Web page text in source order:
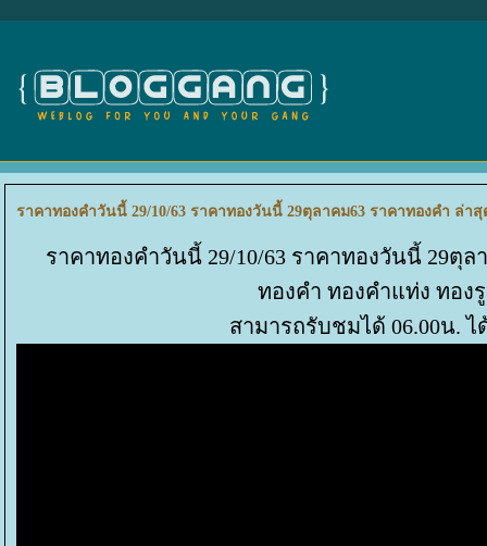
ราคาทองคำวันนี้ 29/10/63 ราคาทองวันนี้ 29ตุลาคม63 ราคาทองคำ ล่
ราคาทองคำวันนี้ 29/10/63 ราคาทองวันนี้ 29ตุ
ทองคำ ทองคำแท่ง ทอง
สามารถรับชมได้ 06.00น.